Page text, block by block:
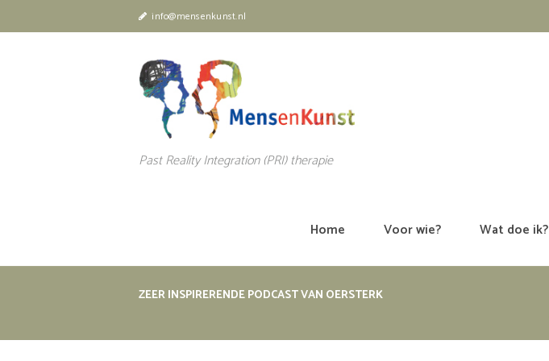
info@mensenkunst.nl
Past Reality Integration (PRI) therapie
Home Voor wie? Wat doe ik?
ZEER INSPIRERENDE PODCAST VAN OERSTERK